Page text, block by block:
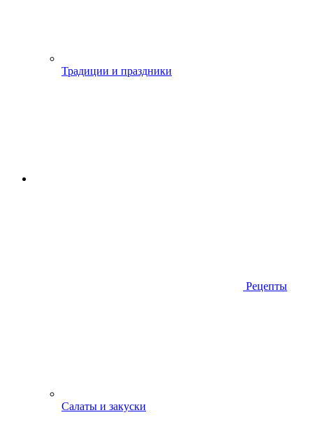
Традиции и праздники
Рецепты
Салаты и закуски